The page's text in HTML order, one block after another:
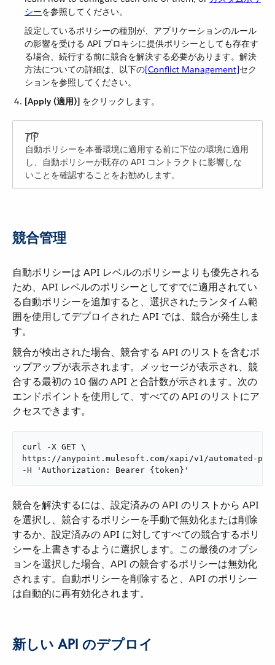
シー​を参照してください。
設定しているポリシーの種別が、アプリケーションのルール
の影響を受ける API プロキシに提供ポリシーとしても存在す
る場合、続行する前に競合を解決する必要があります。解決
方法についての詳細は、以下の​[Conflict Management]​セク
ションを参照してください。
[Apply (適用)] ​ をクリックします。
自動ポリシーを本番環境に適用する前に下位の環境に適用
し、自動ポリシーが既存の API コントラクトに影響しな
いことを確認することをお勧めします。
競合管理
自動ポリシーは API レベルのポリシーよりも優先される
ため、API レベルのポリシーとしてすでに適用されてい
る自動ポリシーを追加すると、選択されたランタイム範
囲を使用してデプロイされた API では、競合が発生しま
す。
競合が検出された場合、競合する API のリストを含むポ
ップアップが表示されます。メッセージが表示され、競
合する最初の 10 個の API と合計数が示されます。次の
エンドポイントを使用して、すべての API のリストにア
クセスできます。
curl -X GET \
https://anypoint.mulesoft.com/xapi/v1/
-H 'Authorization: Bearer {token}'
競合を解決するには、設定済みの API のリストから API
を選択し、競合するポリシーを手動で無効化または削除
するか、設定済みの API に対してすべての競合するポリ
シーを上書きするように選択します。この最後のオプシ
ョンを選択した場合、API の競合するポリシーは無効化
されます。自動ポリシーを削除すると、API のポリシー
は自動的に再有効化されます。
新しい API のデプロイ